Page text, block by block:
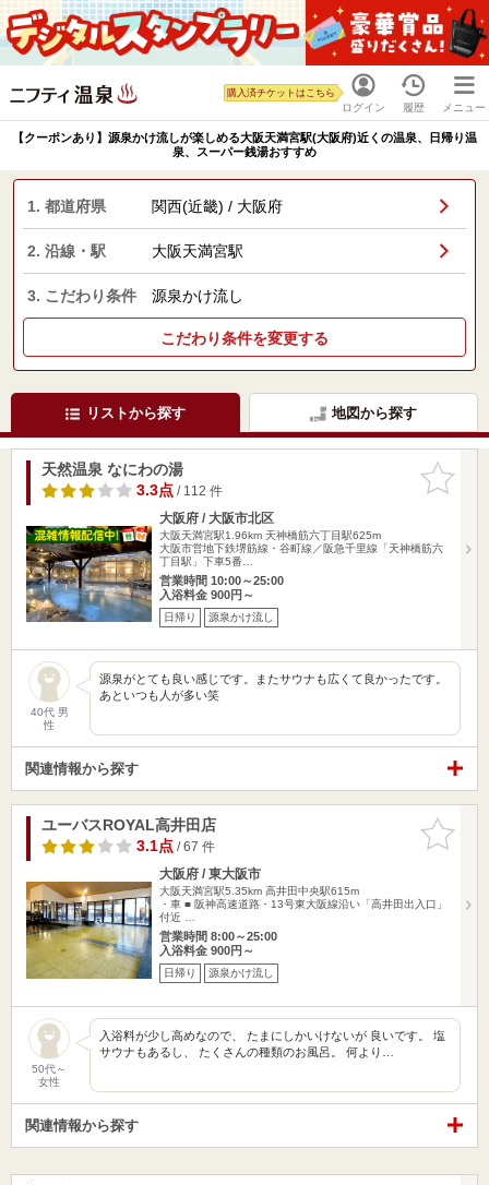
ログイン
購入済チケットはこちら
履歴 メニュー
【クーポンあり】源泉かけ流しが楽しめる大阪天満宮駅(大阪府)近くの温泉、日帰り温
泉、スーパー銭湯おすすめ
1. 都道府県 関西(近畿) / 大阪府
2. 沿線・駅 大阪天満宮駅
3. こだわり条件 源泉かけ流し
こだわり条件を変更する
リストから探す 地図から探す
お気に入
りに追加
天然温泉 なにわの湯
3.3点/ 112 件
大阪府 / 大阪市北区
大阪天満宮駅1.96km 天神橋筋六丁目駅625m
大阪市営地下鉄堺筋線・谷町線／阪急千里線「天神橋筋六
丁目駅」下車5番…
営業時間 10:00～25:00
入浴料金 900円～
日帰り 源泉かけ流し
40代 男
性
源泉がとても良い感じです。またサウナも広くて良かったです。
あといつも人が多い笑
関連情報から探す
お気に入
りに追加
ユーバスROYAL高井田店
3.1点/ 67 件
大阪府 / 東大阪市
大阪天満宮駅5.35km 高井田中央駅615m
・車 ■ 阪神高速道路・13号東大阪線沿い「高井田出入口」
付近 …
営業時間 8:00～25:00
入浴料金 900円～
日帰り 源泉かけ流し
50代～
女性
入浴料が少し高めなので、 たまにしかいけないが 良いです。 塩
サウナもあるし、 たくさんの種類のお風呂。 何より…
関連情報から探す